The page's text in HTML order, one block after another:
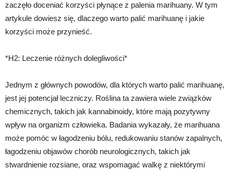
zaczęło doceniać korzyści płynące z palenia marihuany. W tym
artykule dowiesz się, dlaczego warto palić marihuanę i jakie
korzyści może przynieść.
*H2: Leczenie różnych dolegliwości*
Jednym z głównych powodów, dla których warto palić marihuanę,
jest jej potencjał leczniczy. Roślina ta zawiera wiele związków
chemicznych, takich jak kannabinoidy, które mają pozytywny
wpływ na organizm człowieka. Badania wykazały, że marihuana
może pomóc w łagodzeniu bólu, redukowaniu stanów zapalnych,
łagodzeniu objawów chorób neurologicznych, takich jak
stwardnienie rozsiane, oraz wspomagać walkę z niektórymi